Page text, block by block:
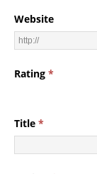
Website
Rating *
Title *